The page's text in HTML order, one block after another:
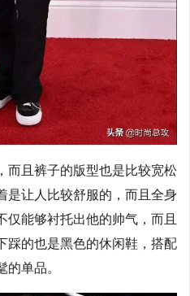
而且裤子的版型也是比较宽松
是让人比较舒服的，而且全身
仅能够衬托出他的帅气，而且
踩的也是黑色的休闲鞋，搭配
单品。